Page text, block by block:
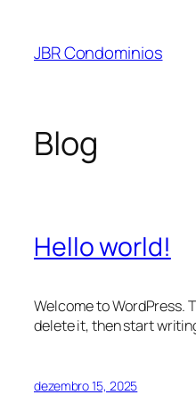
JBR Condominios
Blog
Hello world!
Welcome to WordPress.
delete it, then start
dezembro 15, 2025